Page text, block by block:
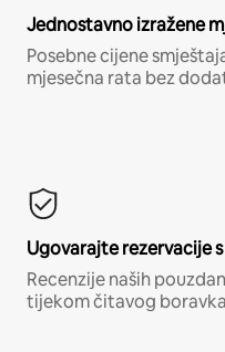
Jednostavno izražene
Posebne cijene
mjesečna rata bez
Ugovarajte rezervacije
Recenzije naših
tijekom čitavog